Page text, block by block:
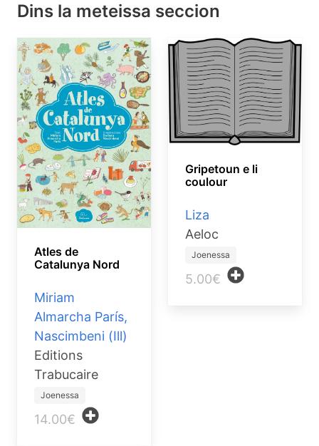
Dins la meteissa seccion
Atles de
Catalunya Nord
Miriam
Almarcha París,
Nascimbeni (Ill)
Editions
Trabucaire
Joenessa
14.00€
Gripetoun e li
coulour
Liza
Aeloc
Joenessa
5.00€